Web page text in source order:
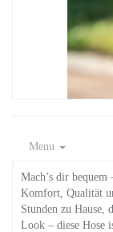
Menu
Mach’s dir bequem
Komfort, Qualität
Stunden zu Hause,
Look – diese Hose